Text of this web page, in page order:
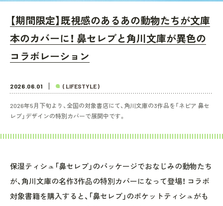
【期間限定】既視感のあるあの動物たちが文庫
本のカバーに！ 鼻セレブと角川文庫が異色の
コラボレーション
2026.06.01 ( LIFESTYLE )
2026年5月下旬より、全国の対象書店にて、角川文庫の3作品を「ネピア 鼻セ
レブ」デザインの特別カバーで展開中です。
保湿ティシュ「鼻セレブ」のパッケージでおなじみの動物たち
が、角川文庫の名作3作品の特別カバーになって登場！ コラボ
対象書籍を購入すると、「鼻セレブ」のポケットティシュがも